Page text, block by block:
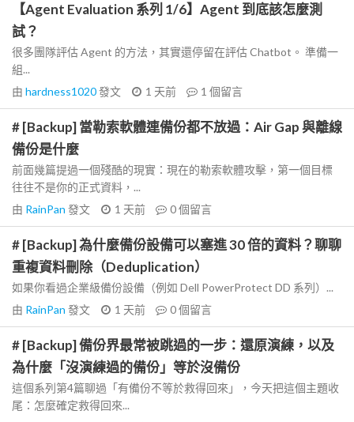
【Agent Evaluation 系列 1/6】Agent 到底該怎麼測
試？
很多團隊評估 Agent 的方法，其實還停留在評估 Chatbot。 準備一
組...
由 hardness1020發文 1 天前 1 個留言
# [Backup] 當勒索軟體連備份都不放過：Air Gap 與離線
備份是什麼
前面幾篇提過一個殘酷的現實：現在的勒索軟體攻擊，第一個目標
往往不是你的正式資料，...
由 RainPan 發文 1 天前 0個留言
# [Backup] 為什麼備份設備可以塞進 30 倍的資料？聊聊
重複資料刪除（Deduplication）
如果你看過企業級備份設備（例如 Dell PowerProtect DD 系列）...
由 RainPan 發文 1 天前 0個留言
# [Backup] 備份界最常被跳過的一步：還原演練，以及
為什麼「沒演練過的備份」等於沒備份
這個系列第4篇聊過「有備份不等於救得回來」，今天把這個主題收
尾：怎麼確定救得回來...